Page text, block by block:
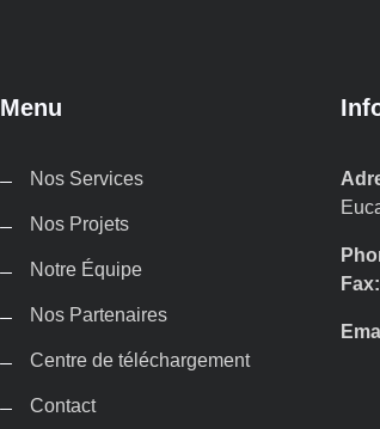
Menu
Nos Services
Nos Projets
Notre Équipe
Nos Partenaires
Centre de téléchargement
Contact
Fax: